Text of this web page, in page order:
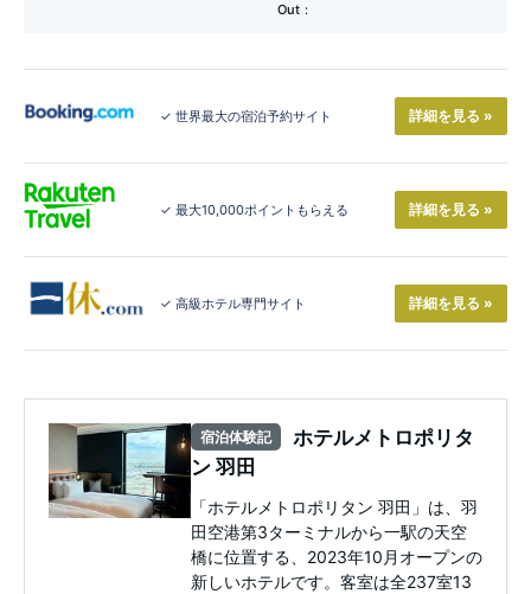
Out：
✓ 世界最大の宿泊予約サイト 詳細を見る »
✓ 最大10,000ポイントもらえる 詳細を見る »
✓ 高級ホテル専門サイト 詳細を見る »
宿泊体験記
ホテルメトロポリタ
ン 羽田
「ホテルメトロポリタン 羽田」は、羽
田空港第3ターミナルから一駅の天空
橋に位置する、2023年10月オープンの
新しいホテルです。客室は全237室13